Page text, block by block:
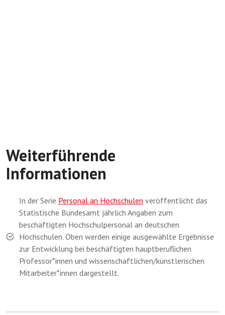
Weiterführende
Informationen
In der Serie Personal an Hochschulen veröffentlicht das
Statistische Bundesamt jährlich Angaben zum
beschäftigten Hochschulpersonal an deutschen
Hochschulen. Oben werden einige ausgewählte Ergebnisse
zur Entwicklung bei beschäftigten hauptberuflichen
Professor*innen und wissenschaftlichen/künstlerischen
Mitarbeiter*innen dargestellt.